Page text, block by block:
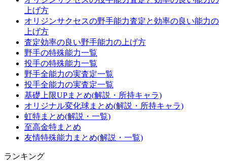
上げ方
オリジンサクセスの野手能力査定と効率の良い能力の
上げ方
査定効率の良い野手能力の上げ方
野手の特殊能力一覧
投手の特殊能力一覧
野手全能力の実査定一覧
投手全能力の実査定一覧
基礎上限UPまとめ(解説・所持キャラ)
オリジナル変化球まとめ(解説・所持キャラ)
虹特まとめ(解説・一覧)
至高金特まとめ
友情特殊能力まとめ(解説・一覧)
ランキング